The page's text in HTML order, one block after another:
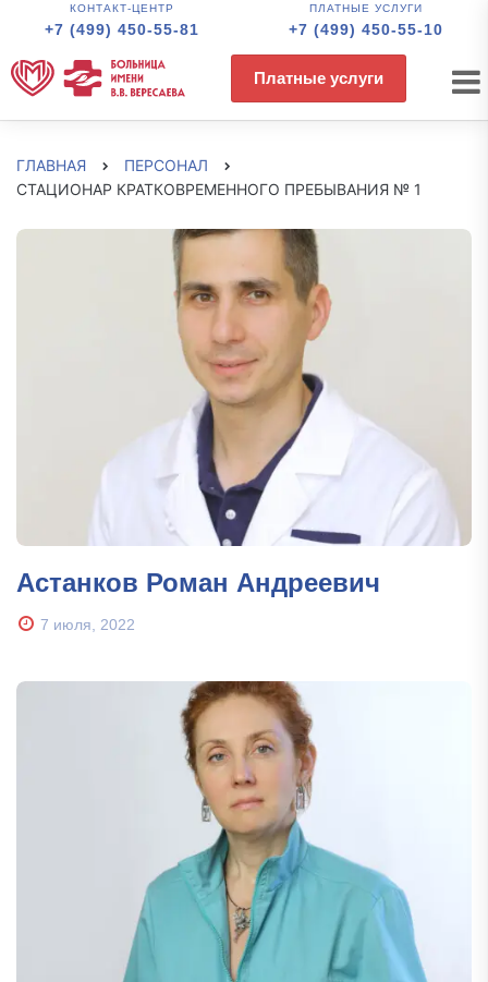
КОНТАКТ-ЦЕНТР
+7 (499) 450-55-81
ПЛАТНЫЕ УСЛУГИ
+7 (499) 450-55-10
Платные услуги
ГЛАВНАЯ
ПЕРСОНАЛ
СТАЦИОНАР КРАТКОВРЕМЕННОГО ПРЕБЫВАНИЯ № 1
Астанков Роман Андреевич
7 июля, 2022